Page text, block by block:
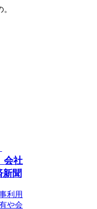
会社
新聞
利用
や会